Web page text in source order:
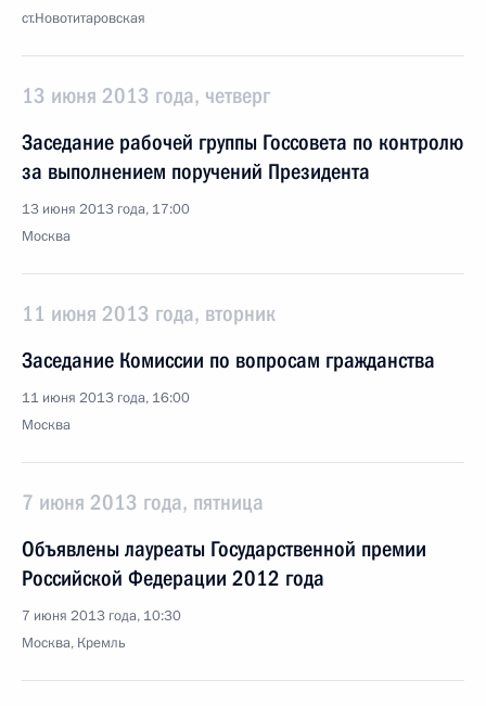
ст.Новотитаровская
13 июня 2013 года, четверг
Заседание рабочей группы Госсовета по контролю
за выполнением поручений Президента
13 июня 2013 года, 17:00
Москва
11 июня 2013 года, вторник
Заседание Комиссии по вопросам гражданства
11 июня 2013 года, 16:00
Москва
7 июня 2013 года, пятница
Объявлены лауреаты Государственной премии
Российской Федерации 2012 года
7 июня 2013 года, 10:30
Москва, Кремль